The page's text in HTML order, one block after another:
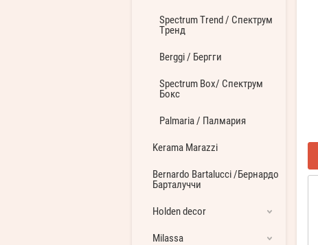
Spectrum Trend / Спектрум
Тренд
Berggi / Бергги
Spectrum Box/ Спектрум
Бокс
Palmaria / Палмария
Kerama Marazzi
Bernardo Bartalucci /Бернардо
Барталуччи
Holden decor
Milassa